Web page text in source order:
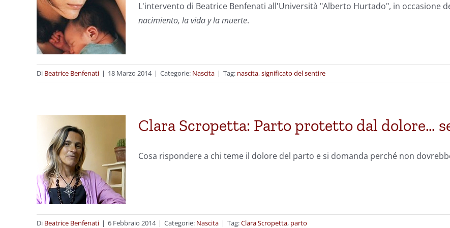
L'intervento di Beatrice Benfenati all'Università "Alberto Hurtado", in occasione
nacimiento, la vida y la muerte.
Di Beatrice Benfenati | 18 Marzo 2014 | Categorie: Nascita | Tag: nascita,significato del sentire
Clara Scropetta: Parto protetto dal dolore…
Cosa rispondere a chi teme il dolore del parto e si domanda perché non
Di Beatrice Benfenati | 6 Febbraio 2014 | Categorie: Nascita | Tag:Clara Scropetta, parto